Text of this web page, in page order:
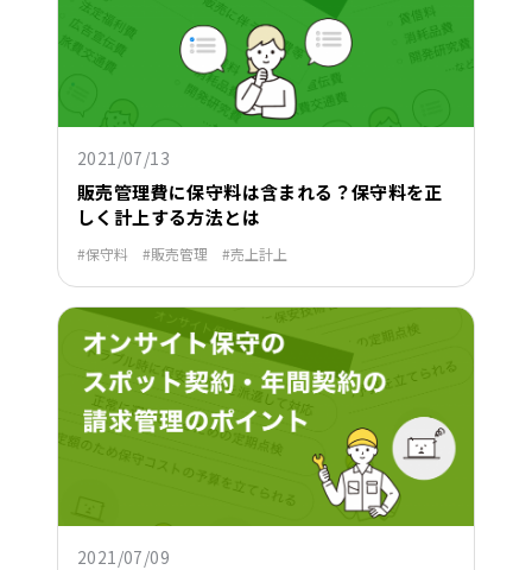
2021/07/13
販売管理費に保守料は含まれる？保守料を正
しく計上する方法とは
保守料 販売管理 売上計上
2021/07/09